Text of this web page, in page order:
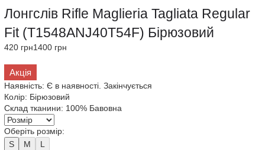
Лонгслів Rifle Maglieria Tagliata Regular
Fit (T1548ANJ40T54F) Бірюзовий
420 грн1400 грн
Акція
Наявність:Є в наявності. Закінчується
Колір: Бірюзовий
Склад тканини: 100% Бавовна
Оберіть розмір:
S
M L